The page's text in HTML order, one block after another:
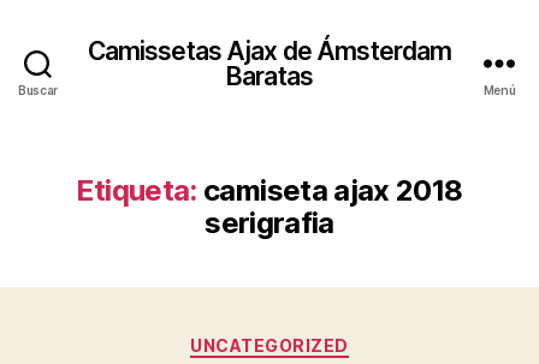
Buscar
Camissetas Ajax de Ámsterdam
Baratas
Menú
Etiqueta: camiseta ajax 2018
serigrafia
Categorías
UNCATEGORIZED